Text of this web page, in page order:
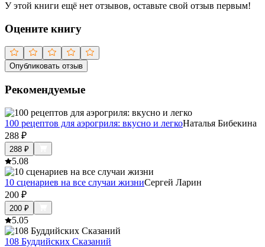
У этой книги ещё нет отзывов, оставьте свой отзыв первым!
Оцените книгу
Опубликовать отзыв
Рекомендуемые
100 рецептов для аэрогриля: вкусно и легкоНаталья Бибекина
288 ₽
288 ₽
5.08
10 сценариев на все случаи жизниСергей Ларин
200 ₽
200 ₽
5.05
108 Буддийских Сказаний